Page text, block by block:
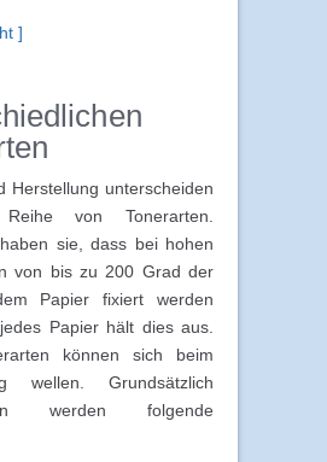
]
Herstellung unterscheiden
von Tonerarten.
sie, dass bei hohen
von bis zu 200 Grad der
Papier fixiert werden
Papier hält dies aus.
können sich beim
wellen. Grundsätzlich
werden folgende